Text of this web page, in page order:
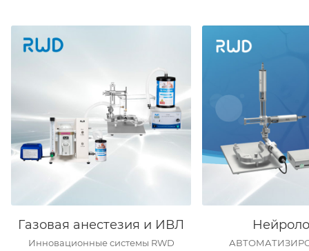
Газовая анестезия и ИВЛ
Инновационные системы RWD